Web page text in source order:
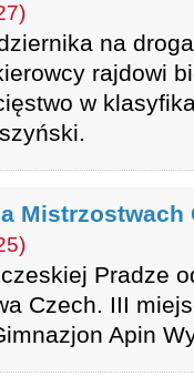
na
rajdowi
w
Mistrzostwach
Pradze
Czech. III
Apin